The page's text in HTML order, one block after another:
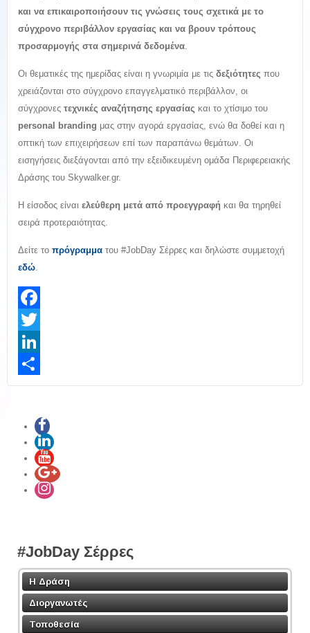
και να επικαιροποιήσουν τις γνώσεις τους σχετικά με το
σύγχρονο περιβάλλον εργασίας και να βρουν τρόπους
προσαρμογής στα σημερινά δεδομένα.
Οι θεματικές της ημερίδας είναι η γνωριμία με τις δεξιότητες που
χρειάζονται στο σύγχρονο επαγγελματικό περιβάλλον, οι
σύγχρονες τεχνικές αναζήτησης εργασίας και το χτίσιμο του
personal branding μας στην αγορά εργασίας, ενώ θα δοθεί και η
οπτική των επιχειρήσεων επί των παραπάνω θεμάτων. Οι
εισηγήσεις διεξάγονται από την εξειδικευμένη ομάδα Περιφερειακής
Δράσης του Skywalker.gr.
Η είσοδος είναι ελεύθερη μετά από προεγγραφή και θα τηρηθεί
σειρά προτεραιότητας.
Δείτε το πρόγραμμα του #JobDay Σέρρες και δηλώστε συμμετοχή
εδώ.
Facebook
Twitter
LinkedIn
Share
#JobDay Σέρρες
Η Δράση
Διοργανωτές
Τοποθεσία